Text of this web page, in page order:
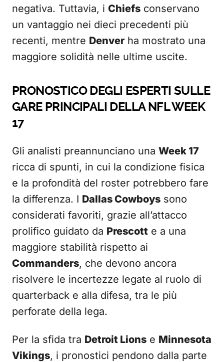
negativa. Tuttavia, i Chiefs conservano
un vantaggio nei dieci precedenti più
recenti, mentre Denver ha mostrato una
maggiore solidità nelle ultime uscite.
PRONOSTICO DEGLI ESPERTI SULLE
GARE PRINCIPALI DELLA NFL WEEK
17
Gli analisti preannunciano una Week 17
ricca di spunti, in cui la condizione fisica
e la profondità del roster potrebbero fare
la differenza. I Dallas Cowboys sono
considerati favoriti, grazie all’attacco
prolifico guidato da Prescott e a una
maggiore stabilità rispetto ai
Commanders, che devono ancora
risolvere le incertezze legate al ruolo di
quarterback e alla difesa, tra le più
perforate della lega.
Per la sfida tra Detroit Lions e Minnesota
Vikings, i pronostici pendono dalla parte